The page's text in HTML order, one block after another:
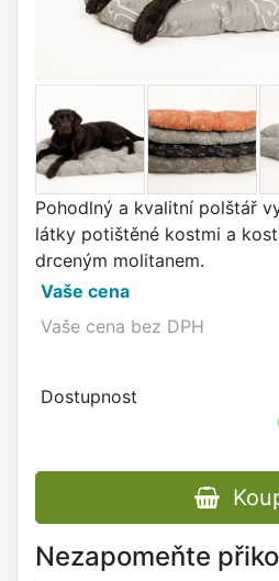
Pohodlný a kvalitní polštář
látky potištěné kostmi a
drceným molitanem.
Vaše cena
Vaše cena bez DPH
Dostupnost
Nezapomeňte